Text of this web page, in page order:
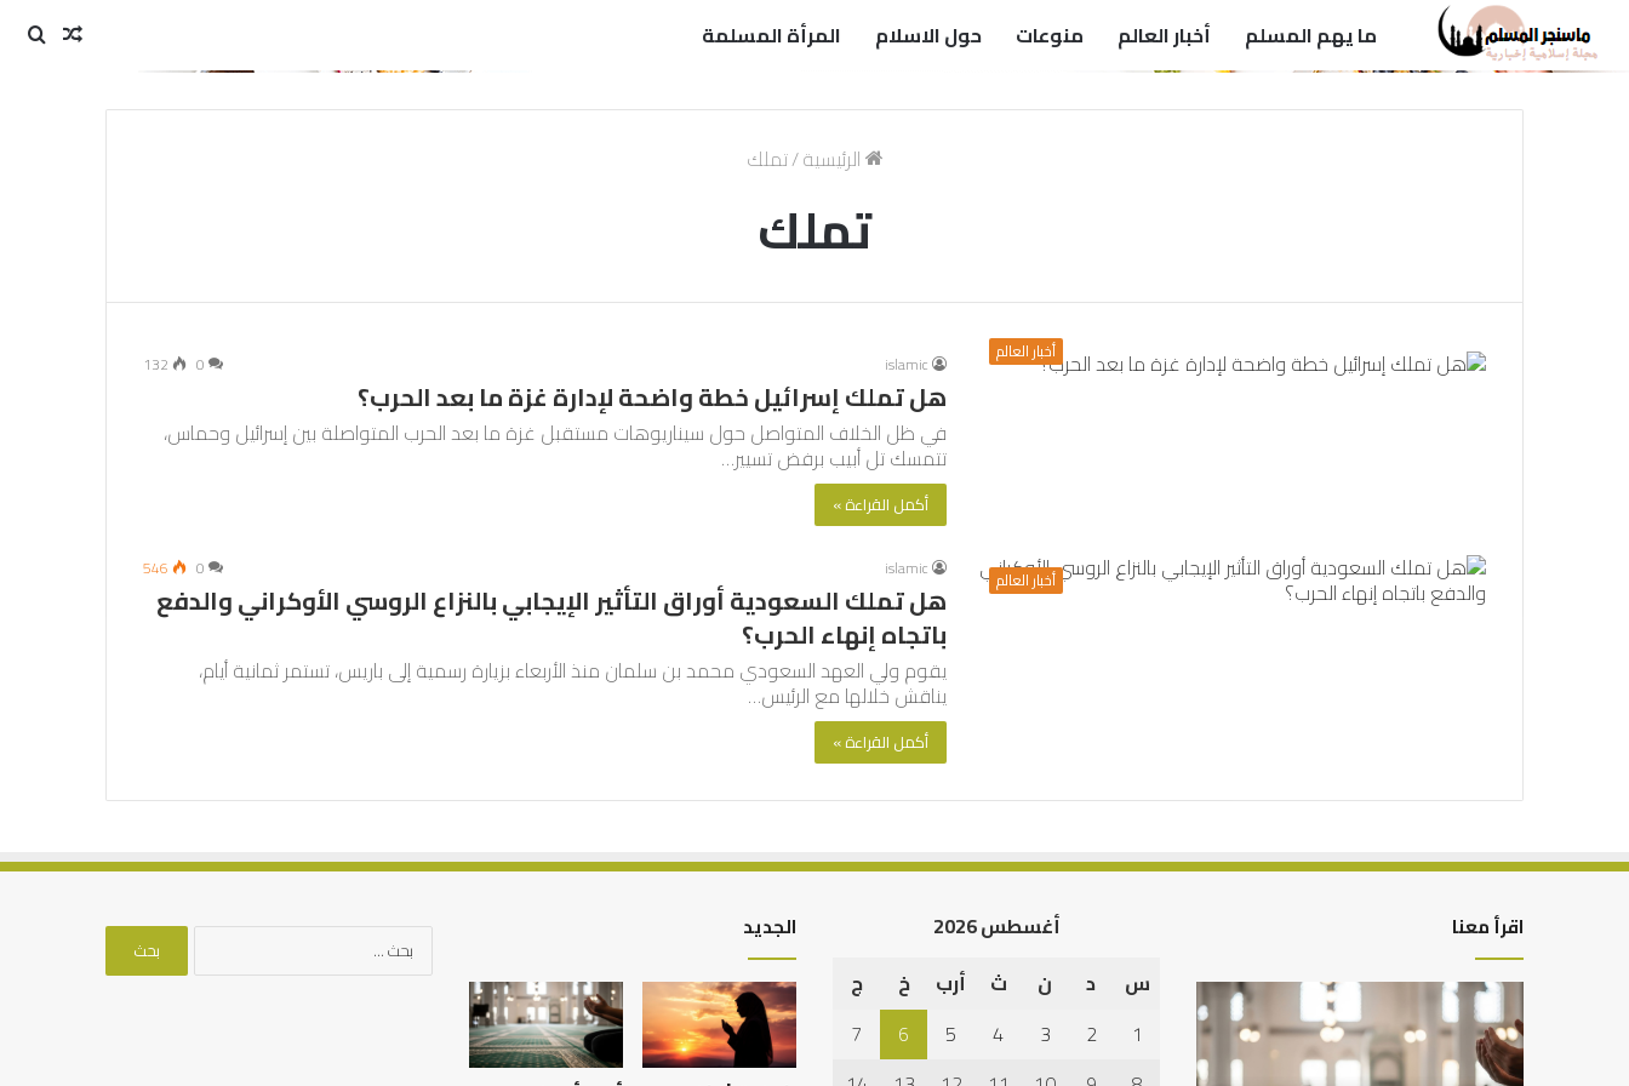
ما يهم المسلم أخبار العالم منوعات حول الاسلام المرأة المسلمة
مقال
الرئيسية/تملك
تملك
أخبار العالم islamic
0
132
هل تملك إسرائيل خطة واضحة لإدارة غزة ما بعد الحرب؟
في ظل الخلاف المتواصل حول سيناريوهات مستقبل غزة ما بعد الحرب المتواصلة بين إسرائيل وحماس،
تتمسك تل أبيب برفض تسيير…
أكمل القراءة »
أخبار العالم islamic
0
546
هل تملك السعودية أوراق التأثير الإيجابي بالنزاع الروسي الأوكراني والدفع
باتجاه إنهاء الحرب؟
يقوم ولي العهد السعودي محمد بن سلمان منذ الأربعاء بزيارة رسمية إلى باريس، تستمر ثمانية أيام،
يناقش خلالها مع الرئيس…
أكمل القراءة »
اقرأ معنا
أهم
أسباب
عدم
استجابة
العلاقة
الإمام
الرصيد
التربوي
والطفولة
المبكرة
الخط
العربي
في
كتابات
أغسطس 2026
س
د ن ث أرب خ
ج
1
2
3
4
5
6
7
الجديد البحث